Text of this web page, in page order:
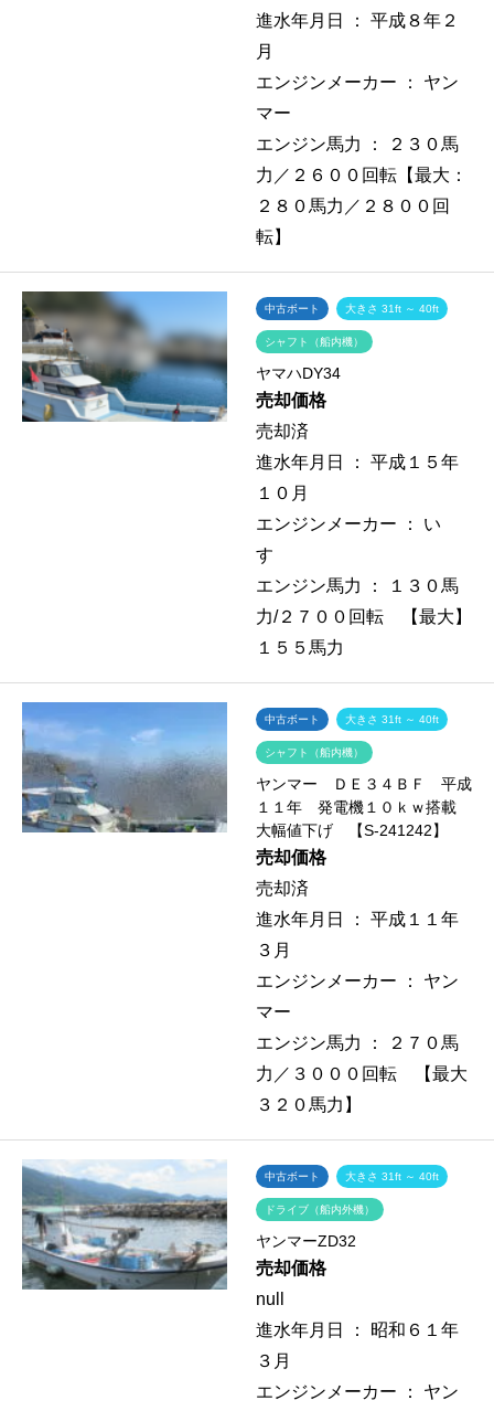
進水年月日 ： 平成８年２
月
エンジンメーカー ： ヤン
マー
エンジン馬力 ：
２３０馬
力／２６００回転【最大：
２８０馬力／２８００回
転】
中古ボート 大きさ 31ft ～ 40ft
シャフト（船内機）
ヤマハDY34
売却価格
売却済
進水年月日 ： 平成１５年
１０月
エンジンメーカー ： い
すゞ
エンジン馬力 ：
１３０馬
力/２７００回転 【最大】
１５５馬力
中古ボート 大きさ 31ft ～ 40ft
シャフト（船内機）
ヤンマー ＤＥ３４ＢＦ 平成
１１年 発電機１０ｋｗ搭載
大幅値下げ 【S-241242】
売却価格
売却済
進水年月日 ： 平成１１年
３月
エンジンメーカー ： ヤン
マー
エンジン馬力 ：
２７０馬
力／３０００回転 【最大
３２０馬力】
中古ボート 大きさ 31ft ～ 40ft
ドライブ（船内外機）
ヤンマーZD32
売却価格
null
進水年月日 ： 昭和６１年
３月
エンジンメーカー ： ヤン